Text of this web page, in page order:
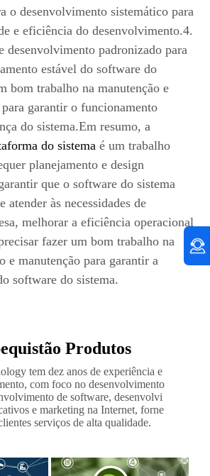
o desenvolvimento sistemático para
e eficiência do desenvolvimento.4.
desenvolvimento padronizado para
estável do software do
bom trabalho na manutenção e
para garantir o funcionamento
do sistema.Em resumo, a
do sistema é um trabalho
planejamento e design
que o software do sistema
atender às necessidades de
melhorar a eficiência operacional
fazer um bom trabalho na
e manutenção para garantir a
software do sistema.
Produtos
tem dez anos de experiência e
com foco no desenvolvimento
de software, desenvolvi
e marketing na Internet, forne
serviços de alta qualidade.